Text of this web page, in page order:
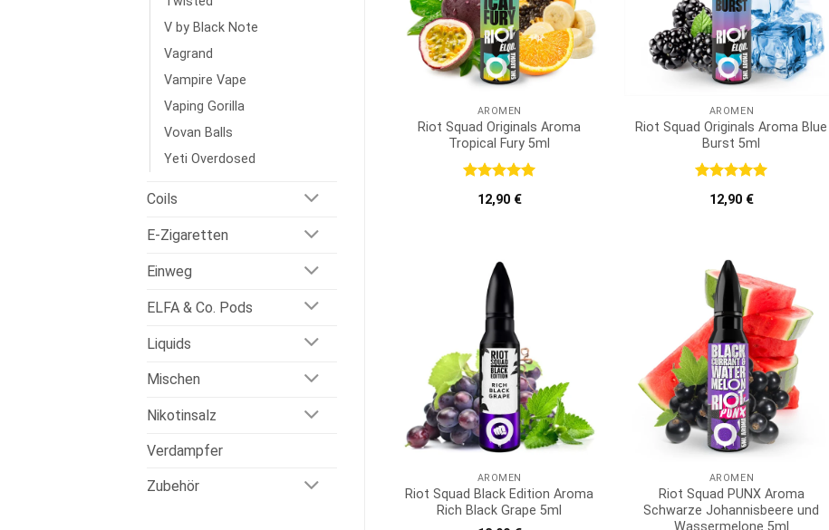
V by Black Note
Vagrand
Vampire Vape
Vaping Gorilla
Vovan Balls
Yeti Overdosed
Coils
E-Zigaretten
Einweg
ELFA & Co. Pods
Liquids
Mischen
Nikotinsalz
Verdampfer
Zubehör
AROMEN
Riot Squad Originals Aroma
Tropical Fury 5ml
Bewertet
mit5von
12,90 €
AROMEN
Riot Squad Originals Aroma Blue
Burst 5ml
Bewertet
mit5von
12,90 €
AROMEN
Riot Squad Black Edition Aroma
Rich Black Grape 5ml
AROMEN
Riot Squad PUNX Aroma
Schwarze Johannisbeere und